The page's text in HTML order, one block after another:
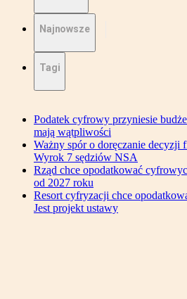
Najnowsze
Tagi
Podatek cyfrowy przyniesie
mają wątpliwości
Ważny spór o doręczanie decyzji
Wyrok 7 sędziów NSA
Rząd chce opodatkować
od 2027 roku
Resort cyfryzacji chce
Jest projekt ustawy